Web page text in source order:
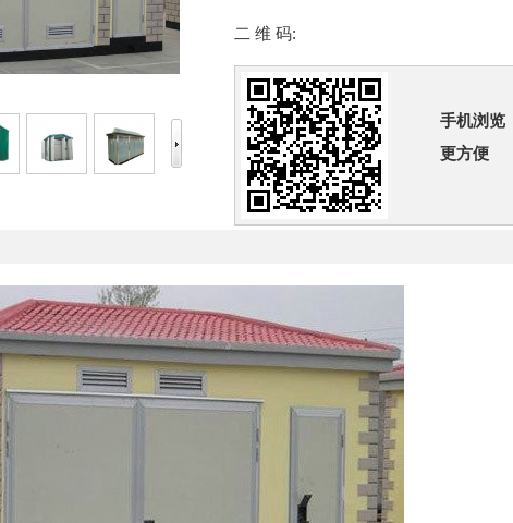
二 维 码:
手机浏览
更方便